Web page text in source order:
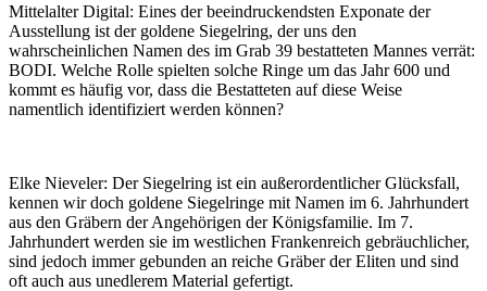
Mittelalter Digital: Eines der beeindruckendsten Exponate der
Ausstellung ist der goldene Siegelring, der uns den
wahrscheinlichen Namen des im Grab 39 bestatteten Mannes verrät:
BODI. Welche Rolle spielten solche Ringe um das Jahr 600 und
kommt es häufig vor, dass die Bestatteten auf diese Weise
namentlich identifiziert werden können?
Elke Nieveler: Der Siegelring ist ein außerordentlicher Glücksfall,
kennen wir doch goldene Siegelringe mit Namen im 6. Jahrhundert
aus den Gräbern der Angehörigen der Königsfamilie. Im 7.
Jahrhundert werden sie im westlichen Frankenreich gebräuchlicher,
sind jedoch immer gebunden an reiche Gräber der Eliten und sind
oft auch aus unedlerem Material gefertigt.